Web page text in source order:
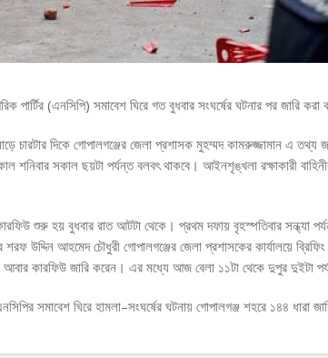
পার্টির (এনসিপি) সমাবেশ ঘিরে গত বুধবার সংঘর্ষের ঘটনার পর জারি
চারটার দিকে গোপালগঞ্জের জেলা প্রশাসক মুহম্মদ কামরুজ্জামান এ তথ্য
শনিবার সকাল ছয়টা পর্যন্ত বলবৎ থাকবে। আইনশৃঙ্খলা রক্ষাকারী
শুরু হয় বুধবার রাত আটটা থেকে। প্রথম দফায় বৃহস্পতিবার সন্ধ্যা
শরফ উদ্দিন আহমেদ চৌধুরী গোপালগঞ্জের জেলা প্রশাসকের কার্যালয়ে
আবার কারফিউ জারি করেন। এর মধ্যে আজ বেলা ১১টা থেকে দুপুর দুইটা
সমাবেশ ঘিরে হামলা–সংঘর্ষের ঘটনায় গোপালগঞ্জ শহরে ১৪৪ ধারা